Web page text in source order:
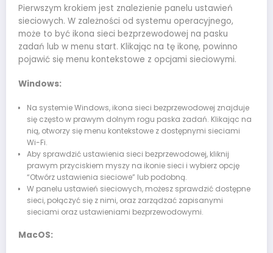
Pierwszym krokiem jest znalezienie panelu ustawień
sieciowych. W zależności od systemu operacyjnego,
może to być ikona sieci bezprzewodowej na pasku
zadań lub w menu start. Klikając na tę ikonę, powinno
pojawić się menu kontekstowe z opcjami sieciowymi.
Windows:
Na systemie Windows, ikona sieci bezprzewodowej znajduje
się często w prawym dolnym rogu paska zadań. Klikając na
nią, otworzy się menu kontekstowe z dostępnymi sieciami
Wi-Fi.
Aby sprawdzić ustawienia sieci bezprzewodowej, kliknij
prawym przyciskiem myszy na ikonie sieci i wybierz opcję
“Otwórz ustawienia sieciowe” lub podobną.
W panelu ustawień sieciowych, możesz sprawdzić dostępne
sieci, połączyć się z nimi, oraz zarządzać zapisanymi
sieciami oraz ustawieniami bezprzewodowymi.
MacOS: